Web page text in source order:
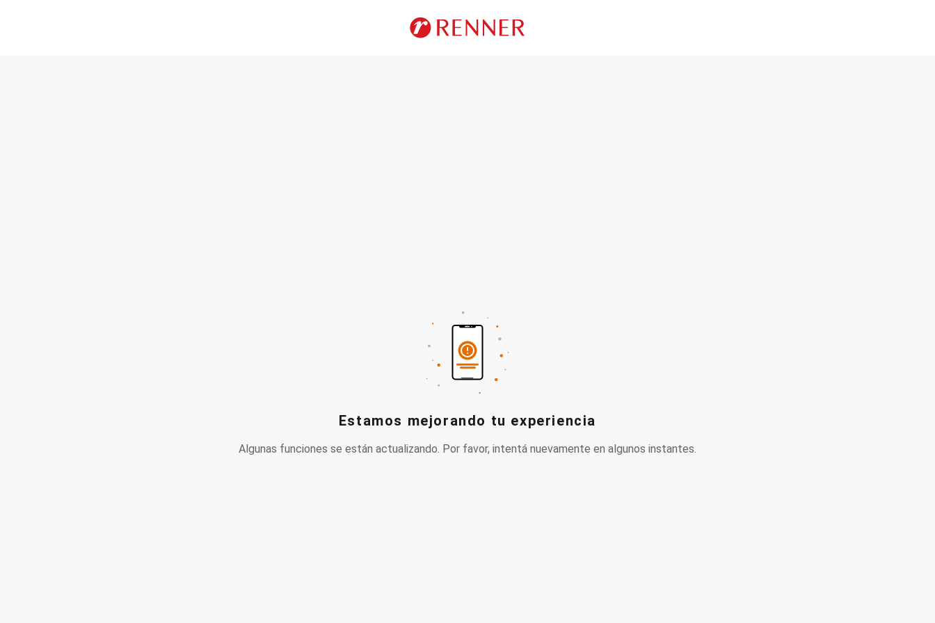
Estamos mejorando tu experiencia
Algunas funciones se están actualizando. Por favor, intentá nuevamente en algunos instantes.